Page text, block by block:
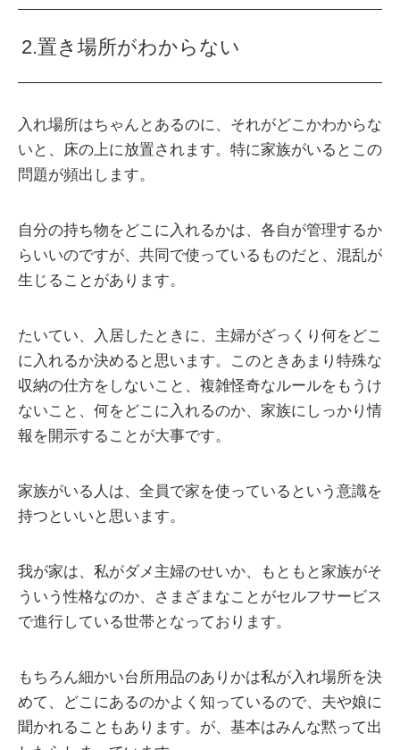
2.置き場所がわからない
入れ場所はちゃんとあるのに、それがどこかわからな
いと、床の上に放置されます。特に家族がいるとこの
問題が頻出します。
自分の持ち物をどこに入れるかは、各自が管理するか
らいいのですが、共同で使っているものだと、混乱が
生じることがあります。
たいてい、入居したときに、主婦がざっくり何をどこ
に入れるか決めると思います。このときあまり特殊な
収納の仕方をしないこと、複雑怪奇なルールをもうけ
ないこと、何をどこに入れるのか、家族にしっかり情
報を開示することが大事です。
家族がいる人は、全員で家を使っているという意識を
持つといいと思います。
我が家は、私がダメ主婦のせいか、もともと家族がそ
ういう性格なのか、さまざまなことがセルフサービス
で進行している世帯となっております。
もちろん細かい台所用品のありかは私が入れ場所を決
めて、どこにあるのかよく知っているので、夫や娘に
聞かれることもあります。が、基本はみんな黙って出